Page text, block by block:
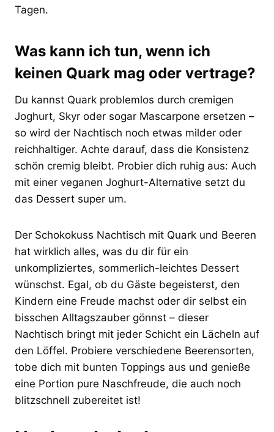
Tagen.
Was kann ich tun, wenn ich
keinen Quark mag oder vertrage?
Du kannst Quark problemlos durch cremigen
Joghurt, Skyr oder sogar Mascarpone ersetzen –
so wird der Nachtisch noch etwas milder oder
reichhaltiger. Achte darauf, dass die Konsistenz
schön cremig bleibt. Probier dich ruhig aus: Auch
mit einer veganen Joghurt-Alternative setzt du
das Dessert super um.
Der Schokokuss Nachtisch mit Quark und Beeren
hat wirklich alles, was du dir für ein
unkompliziertes, sommerlich-leichtes Dessert
wünschst. Egal, ob du Gäste begeisterst, den
Kindern eine Freude machst oder dir selbst ein
bisschen Alltagszauber gönnst – dieser
Nachtisch bringt mit jeder Schicht ein Lächeln auf
den Löffel. Probiere verschiedene Beerensorten,
tobe dich mit bunten Toppings aus und genieße
eine Portion pure Naschfreude, die auch noch
blitzschnell zubereitet ist!